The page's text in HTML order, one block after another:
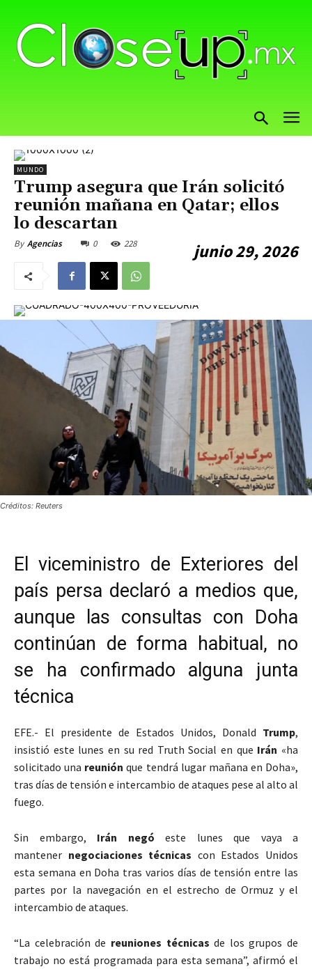
MUNDO
Trump asegura que Irán solicitó
reunión mañana en Qatar; ellos
lo descartan
By Agencias junio 29, 2026
0 228
Créditos: Reuters
El viceministro de Exteriores del
país persa declaró a medios que,
aunque las consultas con Doha
continúan de forma habitual, no
se ha confirmado alguna junta
técnica
EFE.- El presidente de Estados Unidos, Donald Trump,
insistió este lunes en su red Truth Social en que Irán «ha
solicitado una reunión que tendrá lugar mañana en Doha»,
tras días de tensión e intercambio de ataques pese al alto al
fuego.
Sin embargo, Irán negó este lunes que vaya a
mantener negociaciones técnicas con Estados Unidos
esta semana en Doha tras varios días de tensión entre las
partes por la navegación en el estrecho de Ormuz y el
intercambio de ataques.
“La celebración de reuniones técnicas de los grupos de
trabajo no está programada para esta semana”, afirmó el